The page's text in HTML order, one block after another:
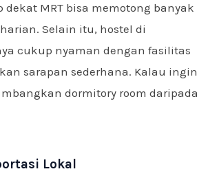
MRT bisa memotong banyak
Selain itu, hostel di
cukup nyaman dengan fasilitas
sarapan sederhana. Kalau ingin
dormitory room daripada
Lokal